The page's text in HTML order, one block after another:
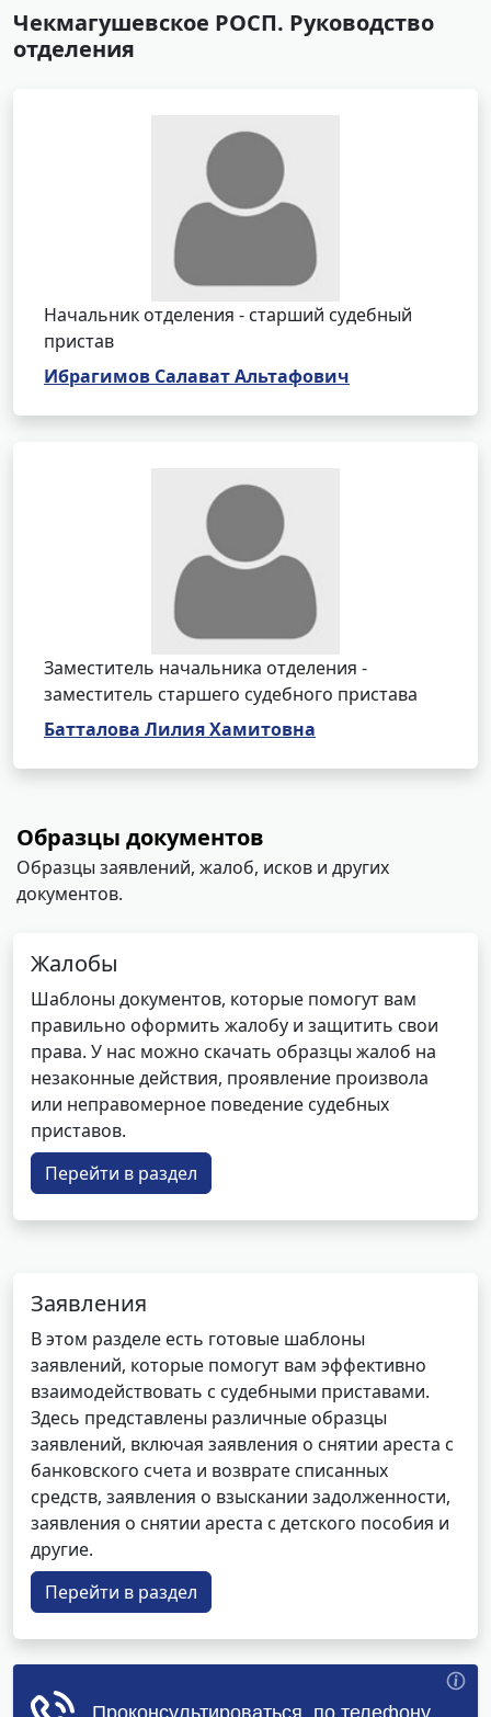
Чекмагушевское РОСП. Руководство
отделения
Начальник отделения - старший судебный
пристав
Ибрагимов Салават Альтафович
Заместитель начальника отделения -
заместитель старшего судебного пристава
Батталова Лилия Хамитовна
Образцы документов
Образцы заявлений, жалоб, исков и других
документов.
Жалобы
Шаблоны документов, которые помогут вам
правильно оформить жалобу и защитить свои
права. У нас можно скачать образцы жалоб на
незаконные действия, проявление произвола
или неправомерное поведение судебных
приставов.
Перейти в раздел
Заявления
В этом разделе есть готовые шаблоны
заявлений, которые помогут вам эффективно
взаимодействовать с судебными приставами.
Здесь представлены различные образцы
заявлений, включая заявления о снятии ареста с
банковского счета и возврате списанных
средств, заявления о взыскании задолженности,
заявления о снятии ареста с детского пособия и
другие.
Перейти в раздел